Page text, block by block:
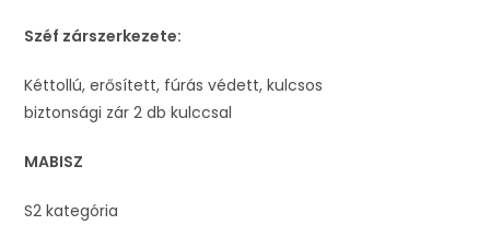
Széf zárszerkezete:
Kéttollú, erősített, fúrás védett, kulcsos
biztonsági zár 2 db kulccsal
MABISZ
S2 kategória